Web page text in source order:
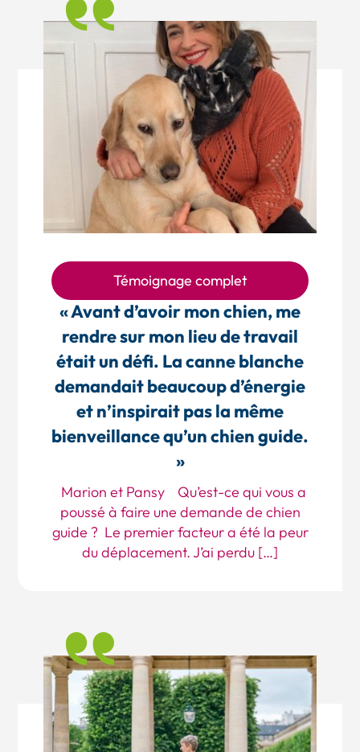
« Avant d’avoir mon chien, me
rendre sur mon lieu de travail
était un défi. La canne blanche
demandait beaucoup d’énergie
et n’inspirait pas la même
bienveillance qu’un chien guide.
»
Marion et Pansy Qu’est-ce qui vous a
poussé à faire une demande de chien
guide ? Le premier facteur a été la peur
du déplacement. J’ai perdu […]
Témoignage complet